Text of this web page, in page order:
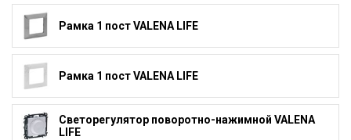
Рамка 1 пост VALENA LIFE
Рамка 1 пост VALENA LIFE
Светорегулятор поворотно-нажимной VALENA
LIFE